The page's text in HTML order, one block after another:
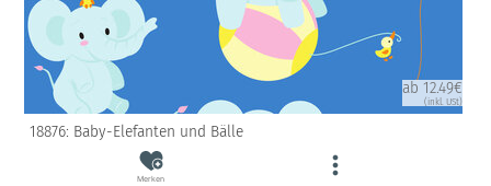
ab 12.49€
(inkl. USt)
18876: Baby-Elefanten und Bälle
Merken